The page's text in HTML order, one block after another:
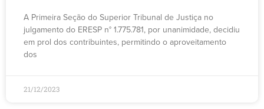
A Primeira Seção do Superior Tribunal de Justiça no
julgamento do ERESP n° 1.775.781, por unanimidade, decidiu
em prol dos contribuintes, permitindo o aproveitamento
dos
21/12/2023